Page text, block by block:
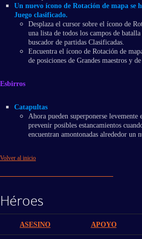
Un nuevo ícono de Rotación de mapa se
Juego clasificado.
Desplaza el cursor sobre el ícono de
una lista de todos los campos de
buscador de partidas Clasificadas.
Encuentra el ícono de Rotación de
de posiciones de Grandes maestros y
Esbirros
Catapultas
Ahora pueden superponerse levemente
prevenir posibles estancamientos
encuentran amontonadas alrededor un
Volver al inicio
Héroes
ASESINO APOYO